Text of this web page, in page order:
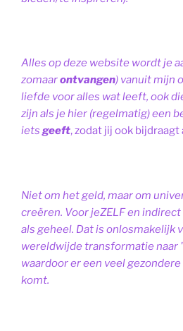
Alles op deze website wordt je
zomaarontvangen) vanuit mijn
liefde voor alles wat leeft, ook
zijn als je hier (regelmatig) een
iets geeft, zodat jij ook bijdraagt
Niet om het geld, maar om
creëren. Voor jeZELF en
als geheel. Dat is onlosmakelijk
wereldwijde transformatie naar
waardoor er een veel
komt.